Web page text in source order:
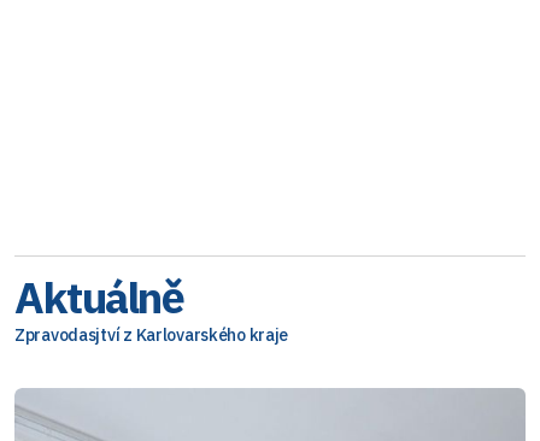
Aktuálně
Zpravodasjtví z Karlovarského kraje